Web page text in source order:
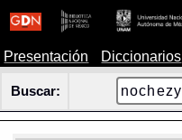
Presentación Diccionarios
Buscar: